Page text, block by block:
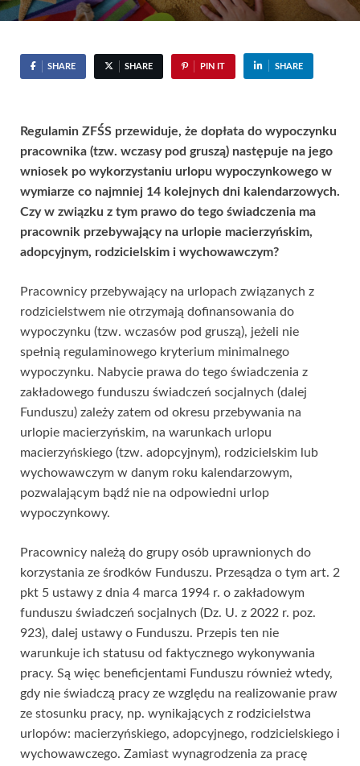
SHARE SHARE PIN IT SHARE
Regulamin ZFŚS przewiduje, że dopłata do wypoczynku
pracownika (tzw. wczasy pod gruszą) następuje na jego
wniosek po wykorzystaniu urlopu wypoczynkowego w
wymiarze co najmniej 14 kolejnych dni kalendarzowych.
Czy w związku z tym prawo do tego świadczenia ma
pracownik przebywający na urlopie macierzyńskim,
adopcyjnym, rodzicielskim i wychowawczym?
Pracownicy przebywający na urlopach związanych z
rodzicielstwem nie otrzymają dofinansowania do
wypoczynku (tzw. wczasów pod gruszą), jeżeli nie
spełnią regulaminowego kryterium minimalnego
wypoczynku. Nabycie prawa do tego świadczenia z
zakładowego funduszu świadczeń socjalnych (dalej
Funduszu) zależy zatem od okresu przebywania na
urlopie macierzyńskim, na warunkach urlopu
macierzyńskiego (tzw. adopcyjnym), rodzicielskim lub
wychowawczym w danym roku kalendarzowym,
pozwalającym bądź nie na odpowiedni urlop
wypoczynkowy.
Pracownicy należą do grupy osób uprawnionych do
korzystania ze środków Funduszu. Przesądza o tym art. 2
pkt 5 ustawy z dnia 4 marca 1994 r. o zakładowym
funduszu świadczeń socjalnych (Dz. U. z 2022 r. poz.
923), dalej ustawy o Funduszu. Przepis ten nie
warunkuje ich statusu od faktycznego wykonywania
pracy. Są więc beneficjentami Funduszu również wtedy,
gdy nie świadczą pracy ze względu na realizowanie praw
ze stosunku pracy, np. wynikających z rodzicielstwa
urlopów: macierzyńskiego, adopcyjnego, rodzicielskiego i
wychowawczego. Zamiast wynagrodzenia za pracę